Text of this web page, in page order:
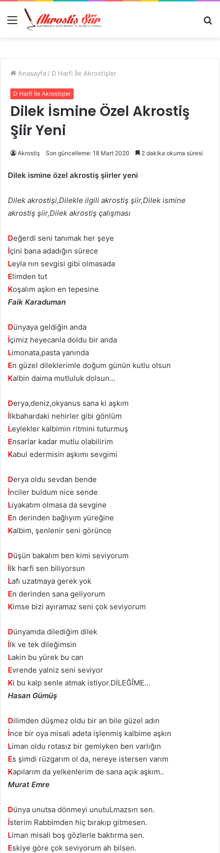
Menü
Anasayfa / D Harfi İle Akrostişler
D Harfi İle Akrostişler
Dilek İsmine Özel Akrostiş
Şiir Yeni
Akrostiş Son güncelleme: 18 Mart 2020 2 dakika okuma süresi
Dilek ismine özel akrostiş şiirler yeni
Dilek akrostişi,Dilekle ilgili akrostiş şiir,Dilek ismine
akrostiş şiir,Dilek akrostiş çalışması
Değerdi seni tanımak her şeye
İçini bana adadığın sürece
Leyla nın sevgisi gibi olmasada
Elimden tut
Koşalım aşkın en tepesine
Faik Karaduman
Dünyaya geldiğin anda
İçimiz heyecanla doldu bir anda
Limonata,pasta yanında
En güzel dileklerimle doğum günün kutlu olsun
Kalbin daima mutluluk dolsun…
Derya,deniz,okyanus sana ki aşkım
İlkbahardaki nehirler gibi gönlüm
Leylekler kalbimin ritmini tuturmuş
Ensarlar kadar mutlu olabilirim
Kabul edermisin aşkımı sevgimi
Derya oldu sevdan bende
İnciler buldum nice sende
Liyakatım olmasa da sevgine
En derinden bağlıyım yüreğine
Kalbim, şenlenir seni görünce
Düşün bakalım ben kimi seviyorum
İlk harfi sen biliyorsun
Lafı uzatmaya gerek yok
En derinden sana geliyorum
Kimse bizi ayıramaz seni çok seviyorum
Dünyamda dilediğim dilek
İlk ve tek dileğimsin
Lakin bu yürek bu can
Evrende yalniz seni seviyor
Ki bu kalp senle atmak istiyor.DİLEĞÎME…
Hasan Gümüş
Dilimden düşmez oldu bir an bile güzel adın
İnce bir oya misali adeta işlenmiş kalbime aşkın
Liman oldu rotasız bir gemiyken ben varlığın
Es şimdi rüzgarım ol da, nereye istersen varım
Kapılarım da yelkenlerim de sana açık aşkım..
Murat Emre
Dünya unutsa dönmeyi unutuLmazsın sen.
İsterim Rabbimden hiç bırakıp gitmesen.
Liman misali boş gözlerle baktırma sen.
Eskiye göre çok seviyorum ah bilsen.